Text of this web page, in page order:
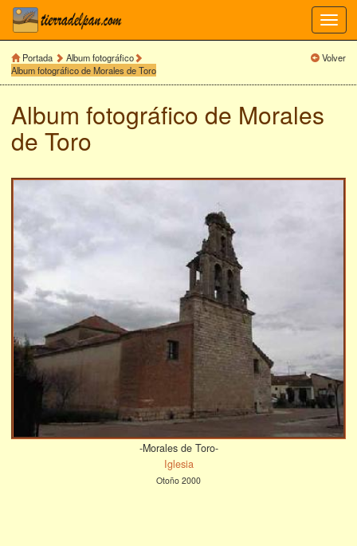
Portada
Album fotográfico
Album fotográfico de Morales de Toro
Volver
Album fotográfico de Morales
de Toro
-Morales de Toro-
Iglesia
Otoño 2000